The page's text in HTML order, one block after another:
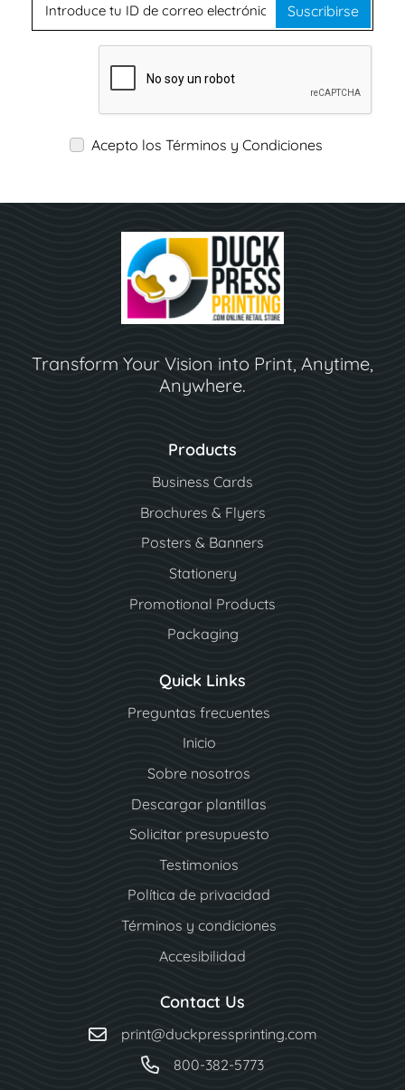
Suscribirse
Acepto los Términos y Condiciones
Transform Your Vision into Print, Anytime,
Anywhere.
Products
Business Cards
Brochures & Flyers
Posters & Banners
Stationery
Promotional Products
Packaging
Quick Links
Preguntas frecuentes
Inicio
Sobre nosotros
Descargar plantillas
Solicitar presupuesto
Testimonios
Política de privacidad
Términos y condiciones
Accesibilidad
Contact Us
print@duckpressprinting.com
800-382-5773